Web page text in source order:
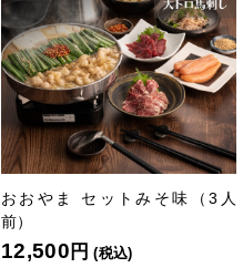
おおやま セットみそ味（3人
前）
12,500 円 (税込)